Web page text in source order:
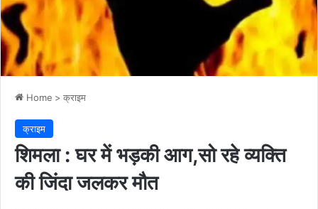
Home > क्राइम
क्राइम
शिमला : घर में भड़की आग,सो रहे व्यक्ति
की जिंदा जलकर मौत